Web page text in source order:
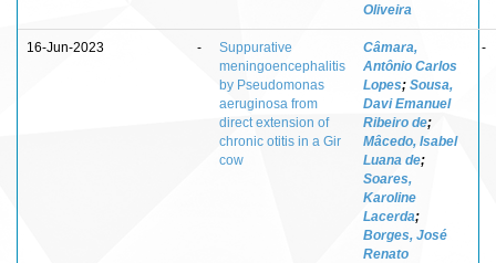
Oliveira
16-Jun-2023 -
Suppurative
meningoencephalitis
by Pseudomonas
aeruginosa from
direct extension of
chronic otitis in a Gir
cow
Câmara,
Antônio Carlos
Lopes; Sousa,
Davi Emanuel
Ribeiro de;
Mâcedo, Isabel
Luana de;
Soares,
Karoline
Lacerda;
Borges, José
Renato
-